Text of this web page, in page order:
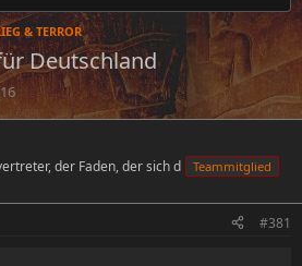
& TERROR
Deutschland
der Faden, der sich d Teammitglied
#381